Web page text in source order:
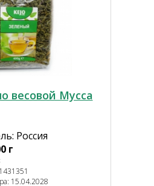
весовой Мусса
Россия
г
15.04.2028